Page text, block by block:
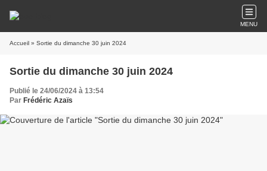
MENU
Accueil » Sortie du dimanche 30 juin 2024
Sortie du dimanche 30 juin 2024
Publié le 24/06/2024 à 13:54
Par Frédéric Azaïs